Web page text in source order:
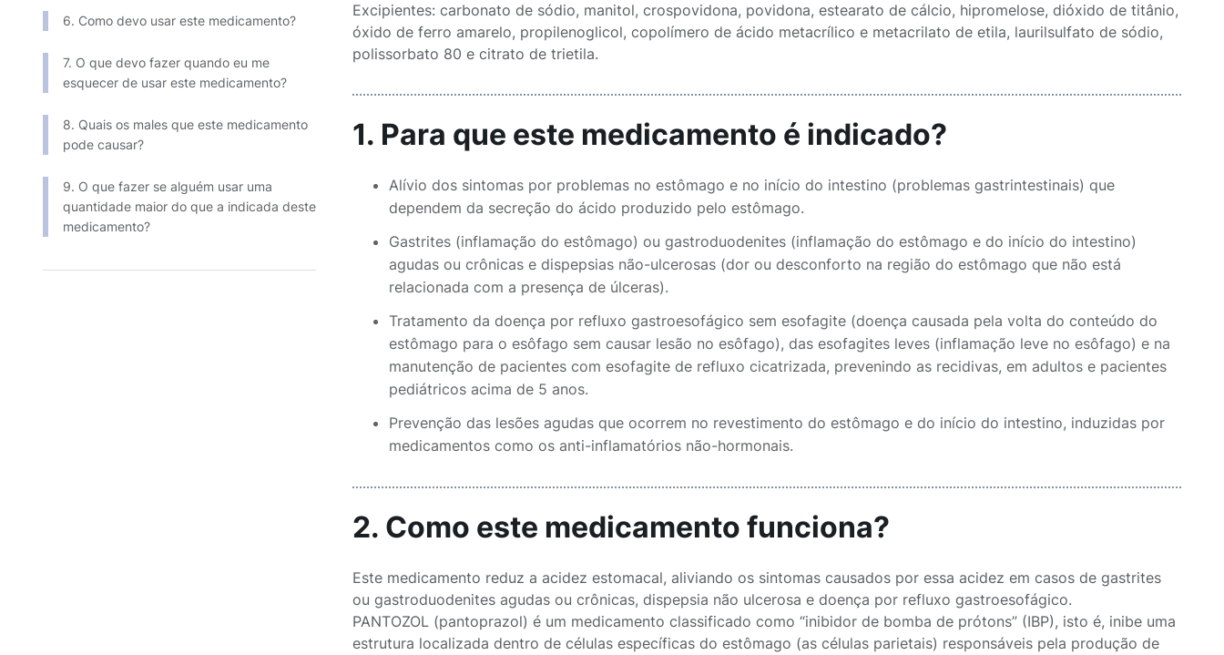
6. Como devo usar este medicamento?
7. O que devo fazer quando eu me
esquecer de usar este medicamento?
8. Quais os males que este medicamento
pode causar?
9. O que fazer se alguém usar uma
quantidade maior do que a indicada deste
medicamento?
Excipientes: carbonato de sódio, manitol, crospovidona, povidona, estearato de cálcio, hipromelose, dióxido de titânio,
óxido de ferro amarelo, propilenoglicol, copolímero de ácido metacrílico e metacrilato de etila, laurilsulfato de sódio,
polissorbato 80 e citrato de trietila.
1. Para que este medicamento é indicado?
Alívio dos sintomas por problemas no estômago e no início do intestino (problemas gastrintestinais) que
dependem da secreção do ácido produzido pelo estômago.
Gastrites (inflamação do estômago) ou gastroduodenites (inflamação do estômago e do início do intestino)
agudas ou crônicas e dispepsias não-ulcerosas (dor ou desconforto na região do estômago que não está
relacionada com a presença de úlceras).
Tratamento da doença por refluxo gastroesofágico sem esofagite (doença causada pela volta do conteúdo do
estômago para o esôfago sem causar lesão no esôfago), das esofagites leves (inflamação leve no esôfago) e na
manutenção de pacientes com esofagite de refluxo cicatrizada, prevenindo as recidivas, em adultos e pacientes
pediátricos acima de 5 anos.
Prevenção das lesões agudas que ocorrem no revestimento do estômago e do início do intestino, induzidas por
medicamentos como os anti-inflamatórios não-hormonais.
2. Como este medicamento funciona?
Este medicamento reduz a acidez estomacal, aliviando os sintomas causados por essa acidez em casos de gastrites
ou gastroduodenites agudas ou crônicas, dispepsia não ulcerosa e doença por refluxo gastroesofágico.
PANTOZOL (pantoprazol) é um medicamento classificado como “inibidor de bomba de prótons” (IBP), isto é, inibe uma
estrutura localizada dentro de células específicas do estômago (as células parietais) responsáveis pela produção de